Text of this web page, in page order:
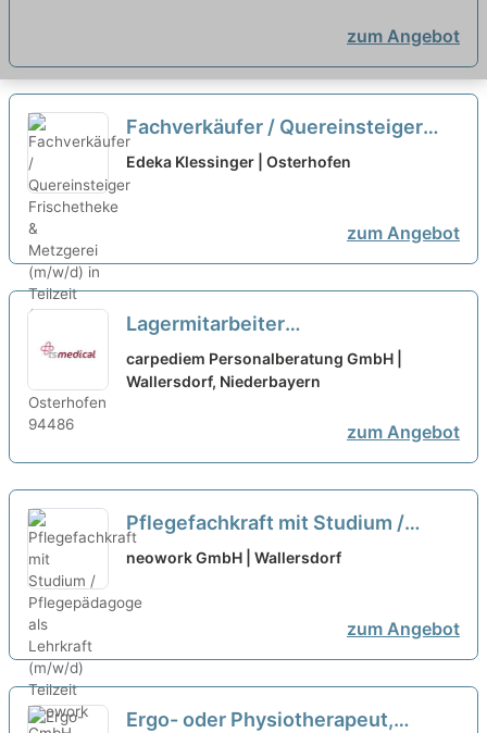
zum Angebot
Fachverkäufer / Quereinsteiger
Frischetheke & Metzgerei (m/w/d)
in Teilzeit (15–20 Std.)
Edeka Klessinger | Osterhofen
zum Angebot
Lagermitarbeiter
Containerentladung (m/w/d) - in
Teilzeit neu
carpediem Personalberatung GmbH |
Wallersdorf, Niederbayern
zum Angebot
Pflegefachkraft mit Studium /
Pflegepädagoge als Lehrkraft
neowork GmbH | Wallersdorf
zum Angebot
Ergo- oder Physiotherapeut,